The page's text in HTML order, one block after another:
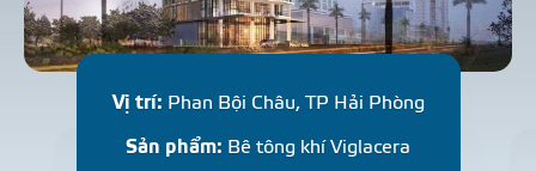
CHUNGCƯ
Vị trí: Phan Bội Châu, TP Hải Phòng
Sản phẩm: Bê tông khí Viglacera